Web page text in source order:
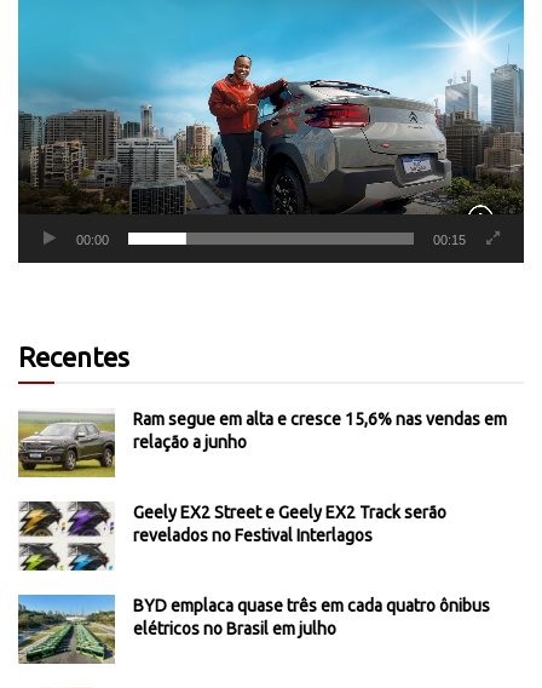
00:00 00:15
Recentes
Ram segue em alta e cresce 15,6% nas vendas em
relação a junho
Geely EX2 Street e Geely EX2 Track serão
revelados no Festival Interlagos
BYD emplaca quase três em cada quatro ônibus
elétricos no Brasil em julho